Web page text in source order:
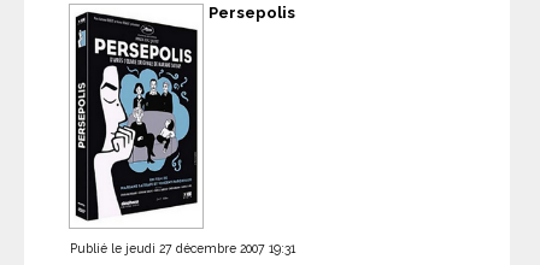
Persepolis
Publié le jeudi 27 décembre 2007 19:31